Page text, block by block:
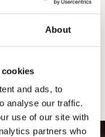
About
and ads, to
analyse our traffic.
use of our site with
partners who
Look